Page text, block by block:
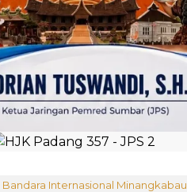
Bandara Internasional Minangkabau